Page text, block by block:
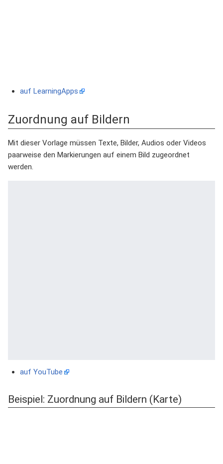
auf LearningApps
Zuordnung auf Bildern
Mit dieser Vorlage müssen Texte, Bilder, Audios oder Videos
paarweise den Markierungen auf einem Bild zugeordnet
werden.
auf YouTube
Beispiel: Zuordnung auf Bildern (Karte)